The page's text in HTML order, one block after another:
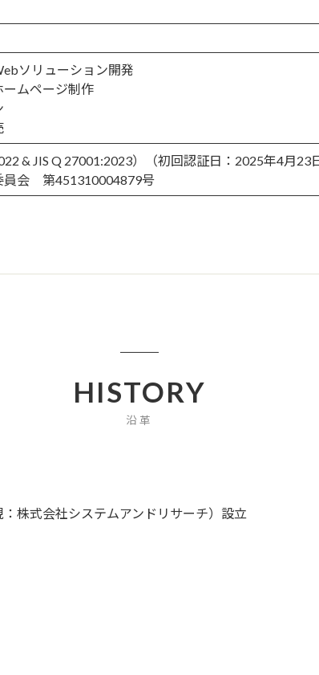
ソリューション開発
ームページ制作
& JIS Q 27001:2023）（初回認証日：2025年4月23
会 第451310004879号
HISTORY
沿革
株式会社システムアンドリサーチ）設立